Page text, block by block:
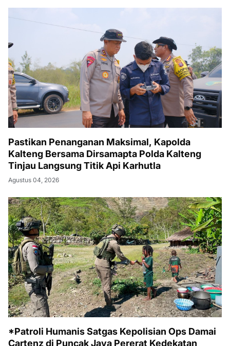
Pastikan Penanganan Maksimal, Kapolda
Kalteng Bersama Dirsamapta Polda Kalteng
Tinjau Langsung Titik Api Karhutla
Agustus 04, 2026
*Patroli Humanis Satgas Kepolisian Ops Damai
Cartenz di Puncak Jaya Pererat Kedekatan